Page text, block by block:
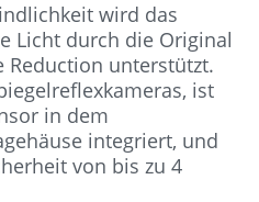
wird das
Licht durch die Original
Reduction unterstützt.
ist
in dem
integriert, und
von bis zu 4